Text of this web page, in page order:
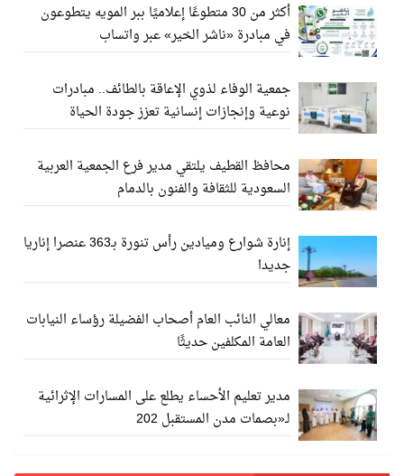
أكثر من 30 متطوعًا إعلاميًا ببر المويه يتطوعون
في مبادرة «ناشر الخير» عبر واتساب
جمعية الوفاء لذوي الإعاقة بالطائف.. مبادرات
نوعية وإنجازات إنسانية تعزز جودة الحياة
محافظ القطيف يلتقي مدير فرع الجمعية العربية
السعودية للثقافة والفنون بالدمام
إنارة شوارع وميادين رأس تنورة بـ363 عنصرا إناريا
جديدا
معالي النائب العام أصحاب الفضيلة رؤساء النيابات
العامة المكلفين حديثًا
مدير تعليم الأحساء يطلع على المسارات الإثرائية
لـ«بصمات مدن المستقبل 202